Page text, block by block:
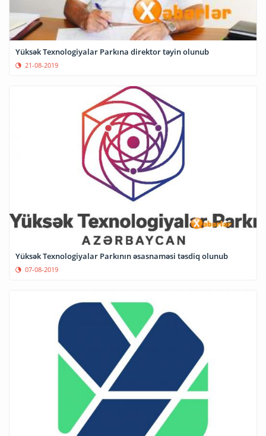
Yüksək Texnologiyalar Parkına direktor təyin olunub
21-08-2019
Yüksək Texnologiyalar Parkının əsasnaməsi təsdiq olunub
07-08-2019